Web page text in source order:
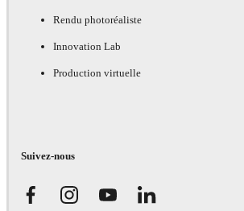
Rendu photoréaliste
Innovation Lab
Production virtuelle
Suivez-nous